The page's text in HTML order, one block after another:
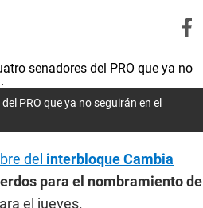
PRO que ya no seguirán en el
del interbloque Cambia
para el nombramiento de
el jueves.